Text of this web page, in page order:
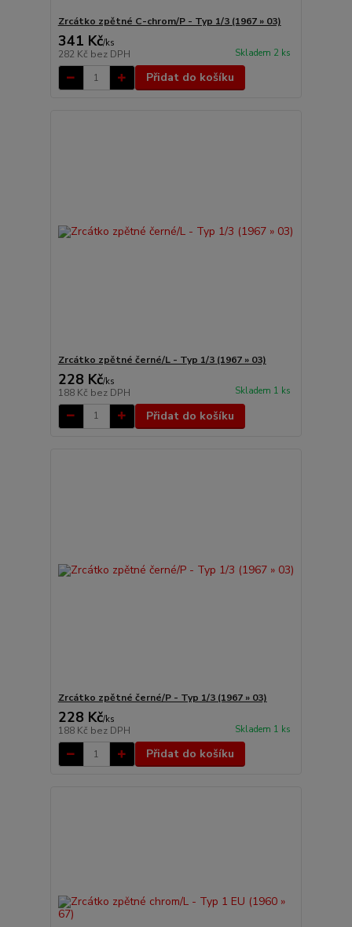
Zrcátko zpětné C-chrom/P - Typ 1/3 (1967 » 03)
341 Kč/ks
282 Kč bez DPH Skladem 2 ks
Přidat do košíku
Zrcátko zpětné černé/L - Typ 1/3 (1967 » 03)
228 Kč/ks
188 Kč bez DPH Skladem 1 ks
Přidat do košíku
Zrcátko zpětné černé/P - Typ 1/3 (1967 » 03)
228 Kč/ks
188 Kč bez DPH Skladem 1 ks
Přidat do košíku